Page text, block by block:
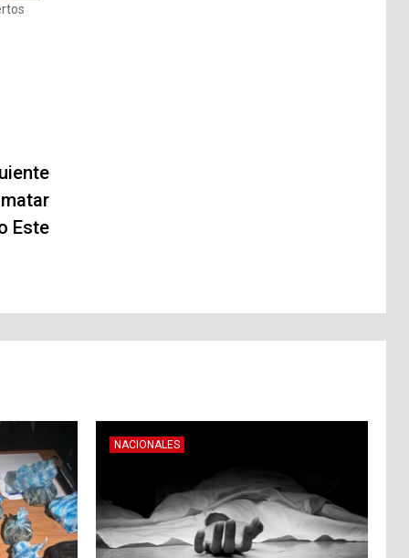
Este
NACIONALES